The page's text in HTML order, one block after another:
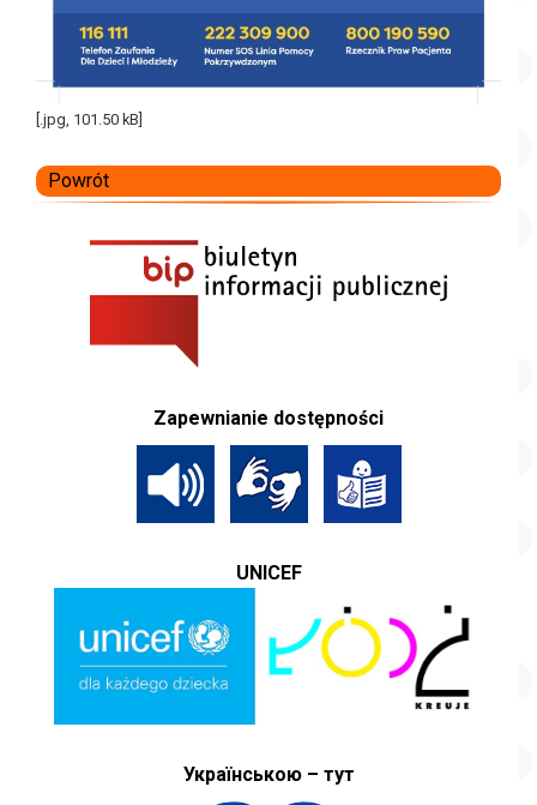
[.jpg, 101.50 kB]
Powrót
Zapewnianie dostępności
UNICEF
Українською – тут